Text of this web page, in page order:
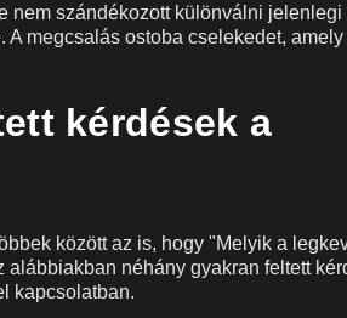
nem szándékozott különválni jelenlegi
megcsalás ostoba cselekedet,
kérdések a
között az is, hogy "Melyik a
néhány gyakran feltett
kapcsolatban.